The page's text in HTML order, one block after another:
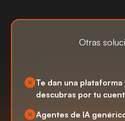
Otras
Te dan una plataforma
descubras por tu
Agentes de IA